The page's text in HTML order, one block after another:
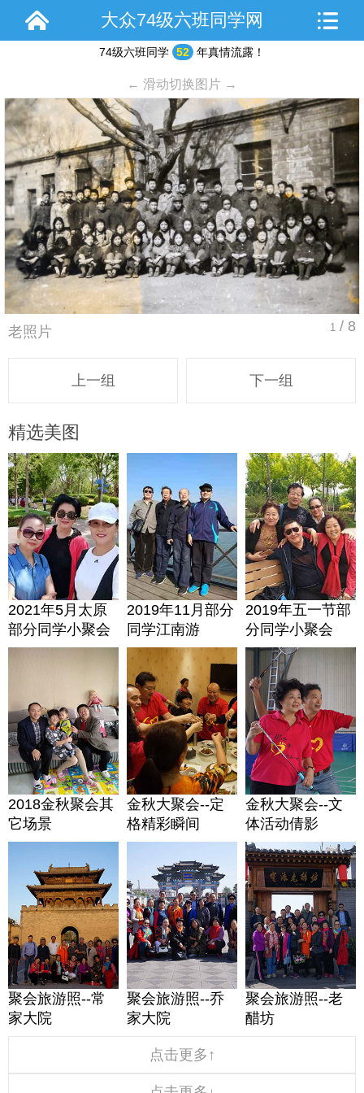
大众74级六班同学网
74级六班同学 52 年真情流露！
← 滑动切换图片 →
1 / 8
老照片
上一组 下一组
精选美图
2021年5月太原
部分同学小聚会
2019年11月部分
同学江南游
2019年五一节部
分同学小聚会
2018金秋聚会其
它场景
金秋大聚会--定
格精彩瞬间
金秋大聚会--文
体活动倩影
聚会旅游照--常
家大院
聚会旅游照--乔
家大院
聚会旅游照--老
醋坊
点击更多↑